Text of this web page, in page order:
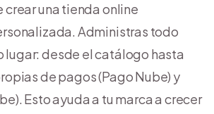
crear una tienda online
Administras todo
lugar: desde el catálogo hasta
de pagos (Pago Nube) y
Esto ayuda a tu marca a crecer